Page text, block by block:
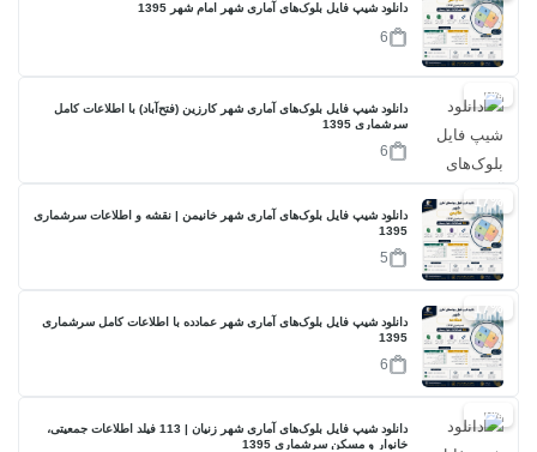
دانلود شیپ فایل بلوک‌های آماری شهر امام شهر 1395
6
17%
دانلود شیپ فایل بلوک‌های آماری شهر کارزین (فتح‌آباد) با اطلاعات کامل
سرشماری 1395
6
17%
دانلود شیپ فایل بلوک‌های آماری شهر خانیمن | نقشه و اطلاعات سرشماری
1395
5
17%
دانلود شیپ فایل بلوک‌های آماری شهر عمادده با اطلاعات کامل سرشماری
1395
6
17%
دانلود شیپ فایل بلوک‌های آماری شهر زنیان | 113 فیلد اطلاعات جمعیتی،
خانوار و مسکن سرشماری 1395